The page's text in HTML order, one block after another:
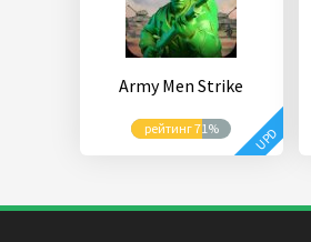
Army Men Strike
рейтинг 71% UPD